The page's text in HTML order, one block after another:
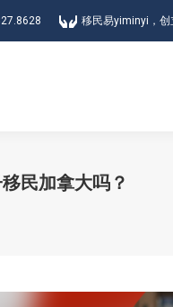
移民易yiminyi，创
民加拿大吗？